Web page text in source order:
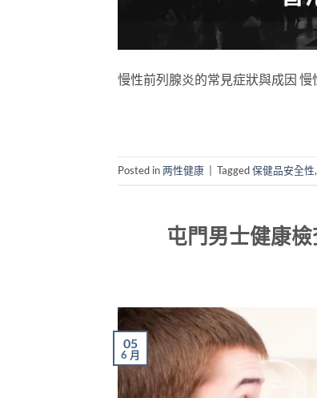
慢性前列腺炎的常見症狀與成因
Posted in两性健康 Tagged保健品安全性,
屯門男士健康
05
6 月